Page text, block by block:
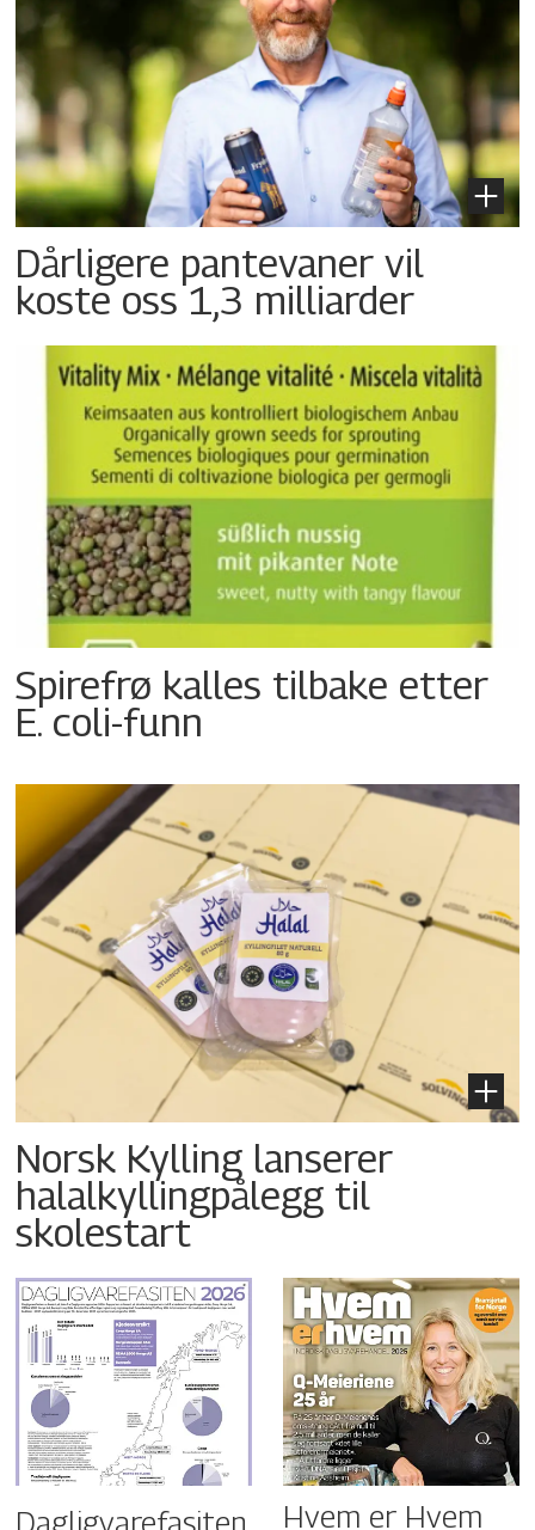
Dårligere pantevaner vil
koste oss 1,3 milliarder
Spirefrø kalles tilbake etter
E. coli-funn
Norsk Kylling lanserer
halalkyllingpålegg til
skolestart
Dagligvarefasiten Hvem er Hvem